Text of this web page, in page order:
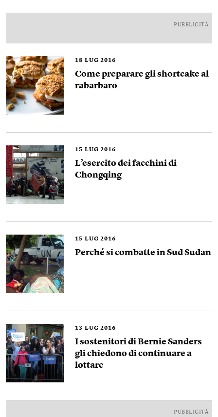
PUBBLICITÀ
18 LUG 2016
Come preparare gli shortcake al
rabarbaro
15 LUG 2016
L’esercito dei facchini di
Chongqing
15 LUG 2016
Perché si combatte in Sud Sudan
13 LUG 2016
I sostenitori di Bernie Sanders
gli chiedono di continuare a
lottare
PUBBLICITÀ